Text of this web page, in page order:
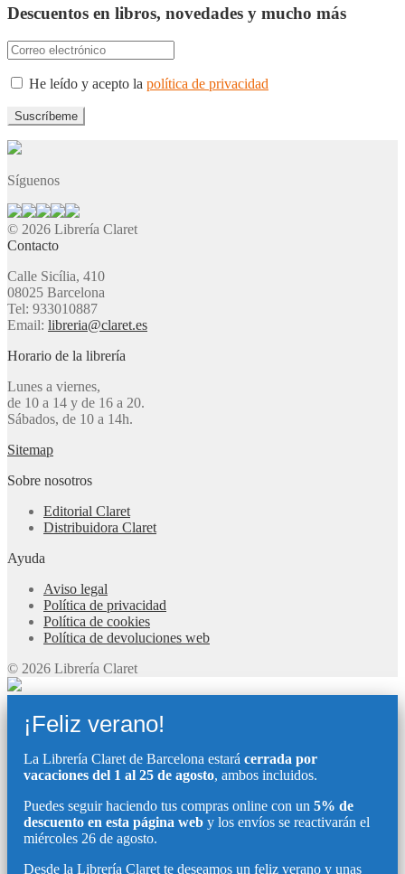
Descuentos en libros, novedades y mucho más
He leído y acepto la política de privacidad
Síguenos
© 2026 Librería Claret
Contacto
Calle Sicília, 410
08025 Barcelona
Tel: 933010887
Email: libreria@claret.es
Horario de la librería
Lunes a viernes,
de 10 a 14 y de 16 a 20.
Sábados, de 10 a 14h.
Sitemap
Sobre nosotros
Editorial Claret
Distribuidora Claret
Ayuda
Aviso legal
Política de privacidad
Política de cookies
Política de devoluciones web
© 2026 Librería Claret
¡Feliz verano!
La Librería Claret de Barcelona estará cerrada por
vacaciones del 1 al 25 de agosto, ambos incluidos.
Puedes seguir haciendo tus compras online con un 5% de
descuento en esta página web y los envíos se reactivarán el
miércoles 26 de agosto.
Desde la Librería Claret te deseamos un feliz verano y unas